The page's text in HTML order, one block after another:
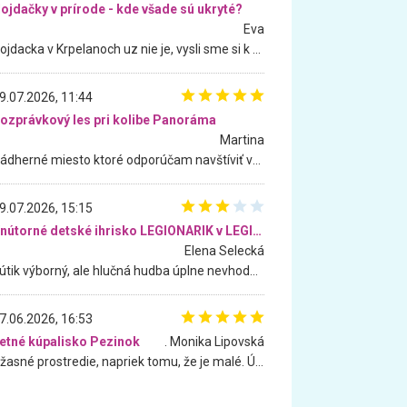
v prírode - kde všade sú ukryté?
Eva
11:44
les pri kolibe Panoráma
Martina
15:15
Vnútorné detské ihrisko LEGIONARIK v LEGIA Fitness
Elena Selecká
16:53
kúpalisko Pezinok
. Monika Lipovská